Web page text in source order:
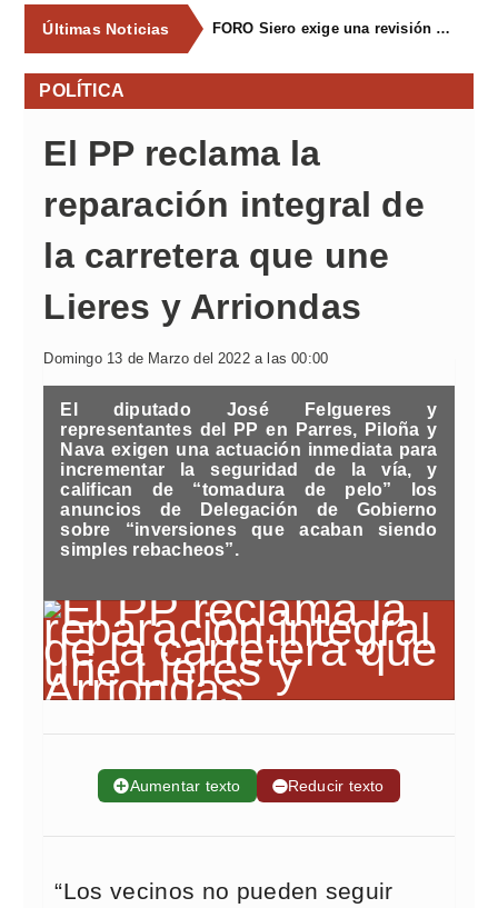
Últimas Noticias FORO Siero exige una revisión integral del servicio de recogida de residuos para acabar con los contenedores desbordados y la imagen de abandono del concejo
POLÍTICA
El PP reclama la
reparación integral de
la carretera que une
Lieres y Arriondas
Domingo 13 de Marzo del 2022 a las 00:00
El diputado José Felgueres y
representantes del PP en Parres, Piloña y
Nava exigen una actuación inmediata para
incrementar la seguridad de la vía, y
califican de “tomadura de pelo” los
anuncios de Delegación de Gobierno
sobre “inversiones que acaban siendo
simples rebacheos”.
➕Aumentar texto ➖Reducir texto
“Los vecinos no pueden seguir